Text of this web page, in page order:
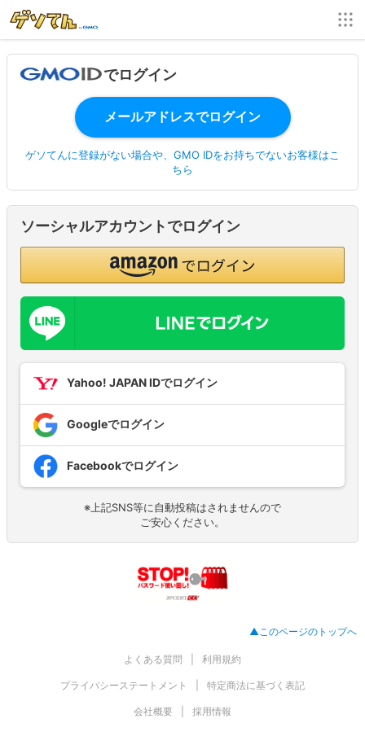
でログイン
ゲソてんに登録がない場合や、GMO IDをお持ちでないお客様はこ
ちら
ソーシャルアカウントでログイン
Yahoo! JAPAN IDでログイン
Googleでログイン
Facebookでログイン
※上記SNS等に自動投稿はされませんので
ご安心ください。
▲このページのトップへ
よくある質問 利用規約
プライバシーステートメント 特定商法に基づく表記
会社概要 採用情報